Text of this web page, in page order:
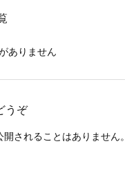
ありません
うぞ
されることはありません。